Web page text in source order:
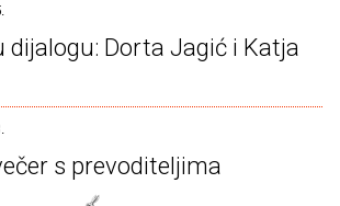
dijalogu: Dorta Jagić i Katja
s prevoditeljima